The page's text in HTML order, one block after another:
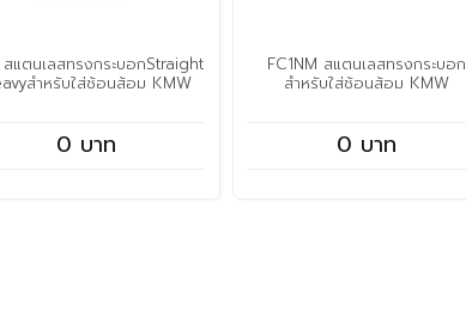
แตนเลสทรงกระบอกStraight
สำหรับใส่ช้อนส้อม KMW
0 บาท
FC1NM สแตนเลสทรงกระบอก
สำหรับใส่ช้อนส้อม KMW
0 บาท